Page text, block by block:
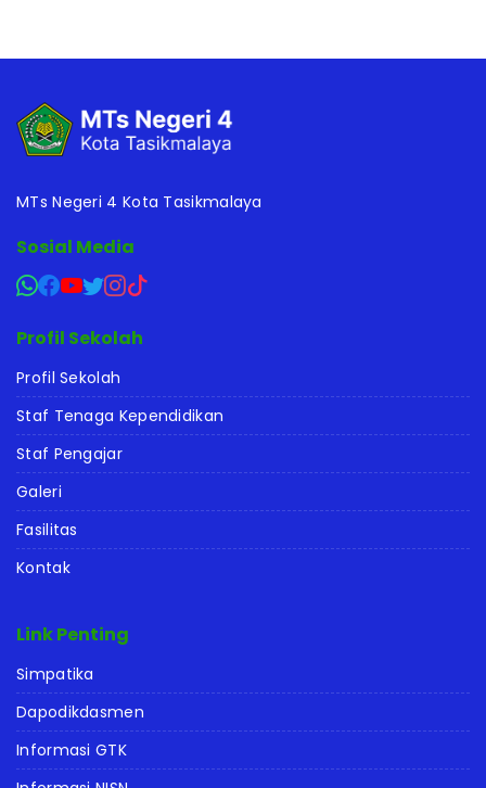
MTs Negeri 4 Kota Tasikmalaya
Sosial Media
Profil Sekolah
Profil Sekolah
Staf Tenaga Kependidikan
Staf Pengajar
Galeri
Fasilitas
Kontak
Link Penting
Simpatika
Dapodikdasmen
Informasi GTK